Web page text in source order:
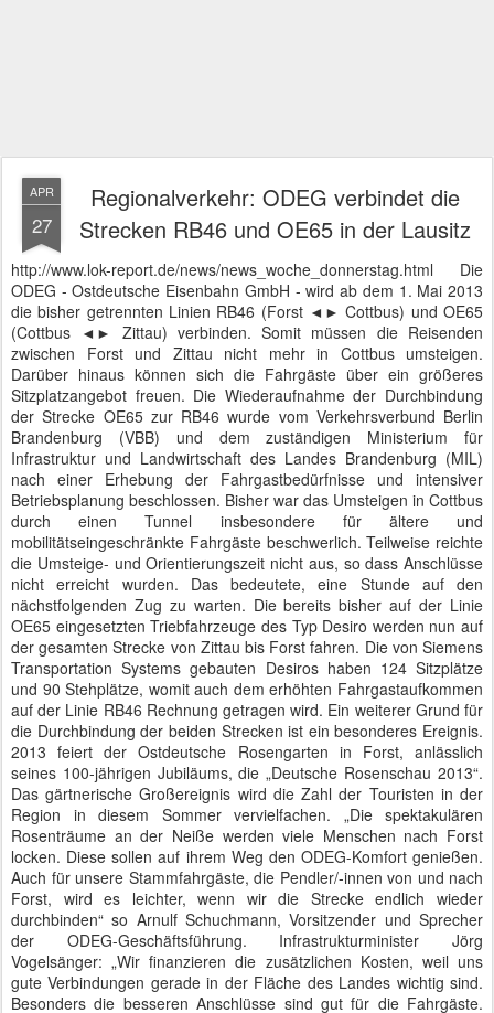
APR
27
Regionalverkehr: ODEG verbindet die
Strecken RB46 und OE65 in der Lausitz
http://www.lok-report.de/news/news_woche_donnerstag.html Die
ODEG - Ostdeutsche Eisenbahn GmbH - wird ab dem 1. Mai 2013
die bisher getrennten Linien RB46 (Forst ◄► Cottbus) und OE65
(Cottbus ◄► Zittau) verbinden. Somit müssen die Reisenden
zwischen Forst und Zittau nicht mehr in Cottbus umsteigen.
Darüber hinaus können sich die Fahrgäste über ein größeres
Sitzplatzangebot freuen. Die Wiederaufnahme der Durchbindung
der Strecke OE65 zur RB46 wurde vom Verkehrsverbund Berlin
Brandenburg (VBB) und dem zuständigen Ministerium für
Infrastruktur und Landwirtschaft des Landes Brandenburg (MIL)
nach einer Erhebung der Fahrgastbedürfnisse und intensiver
Betriebsplanung beschlossen. Bisher war das Umsteigen in Cottbus
durch einen Tunnel insbesondere für ältere und
mobilitätseingeschränkte Fahrgäste beschwerlich. Teilweise reichte
die Umsteige- und Orientierungszeit nicht aus, so dass Anschlüsse
nicht erreicht wurden. Das bedeutete, eine Stunde auf den
nächstfolgenden Zug zu warten. Die bereits bisher auf der Linie
OE65 eingesetzten Triebfahrzeuge des Typ Desiro werden nun auf
der gesamten Strecke von Zittau bis Forst fahren. Die von Siemens
Transportation Systems gebauten Desiros haben 124 Sitzplätze
und 90 Stehplätze, womit auch dem erhöhten Fahrgastaufkommen
auf der Linie RB46 Rechnung getragen wird. Ein weiterer Grund für
die Durchbindung der beiden Strecken ist ein besonderes Ereignis.
2013 feiert der Ostdeutsche Rosengarten in Forst, anlässlich
seines 100-jährigen Jubiläums, die „Deutsche Rosenschau 2013“.
Das gärtnerische Großereignis wird die Zahl der Touristen in der
Region in diesem Sommer vervielfachen. „Die spektakulären
Rosenträume an der Neiße werden viele Menschen nach Forst
locken. Diese sollen auf ihrem Weg den ODEG-Komfort genießen.
Auch für unsere Stammfahrgäste, die Pendler/-innen von und nach
Forst, wird es leichter, wenn wir die Strecke endlich wieder
durchbinden“ so Arnulf Schuchmann, Vorsitzender und Sprecher
der ODEG-Geschäftsführung. Infrastrukturminister Jörg
Vogelsänger: „Wir finanzieren die zusätzlichen Kosten, weil uns
gute Verbindungen gerade in der Fläche des Landes wichtig sind.
Besonders die besseren Anschlüsse sind gut für die Fahrgäste.